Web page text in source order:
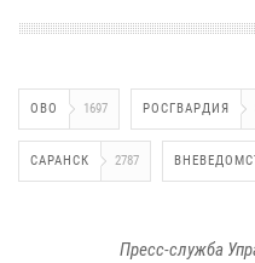
ОВО 1697 РОСГВАРДИЯ
САРАНСК 2787
Пресс-служба